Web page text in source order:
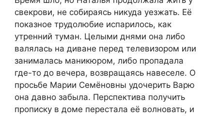
свекрови, не собираясь никуда уезжать. Её
показное трудолюбие испарилось, как
утренний туман. Целыми днями она либо
валялась на диване перед телевизором или
занималась маникюром, либо пропадала
где-то до вечера, возвращаясь навеселе. О
просьбе Марии Семёновны удочерить Варю
она давно забыла. Перспектива получить
прописку в доме перестала её волновать, и